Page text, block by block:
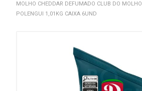
MOLHO CHEDDAR DEFUMADO CLUB DO MOLHO
POLENGUI 1,01KG CAIXA 6UND